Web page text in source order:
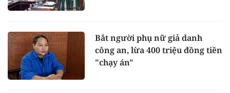
Bắt người phụ nữ giả danh
công an, lừa 400 triệu đồng tiền
"chạy án"